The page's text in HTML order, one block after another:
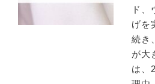
ド
げを
続き
が大
は、